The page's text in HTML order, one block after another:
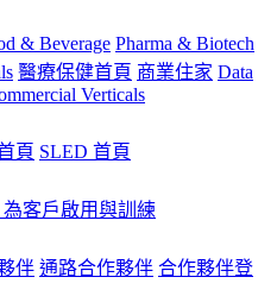
& Beverage Pharma & Biotech
醫療保健首頁 商業住家 Data
Verticals
頁 SLED 首頁
為客戶啟用與訓練
伴 通路合作夥伴 合作夥伴登